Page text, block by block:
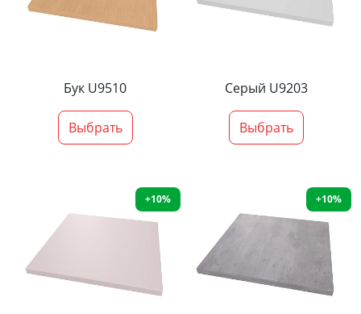
Бук U9510
Выбрать
Серый U9203
Выбрать
+10% +10%